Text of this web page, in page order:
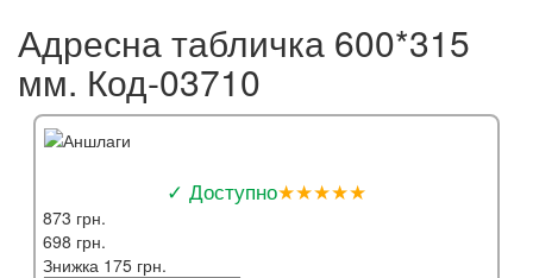
Адресна табличка 600*315
мм. Код-03710
✓ Доступно★★★★★
873 грн.
698 грн.
Знижка 175 грн.